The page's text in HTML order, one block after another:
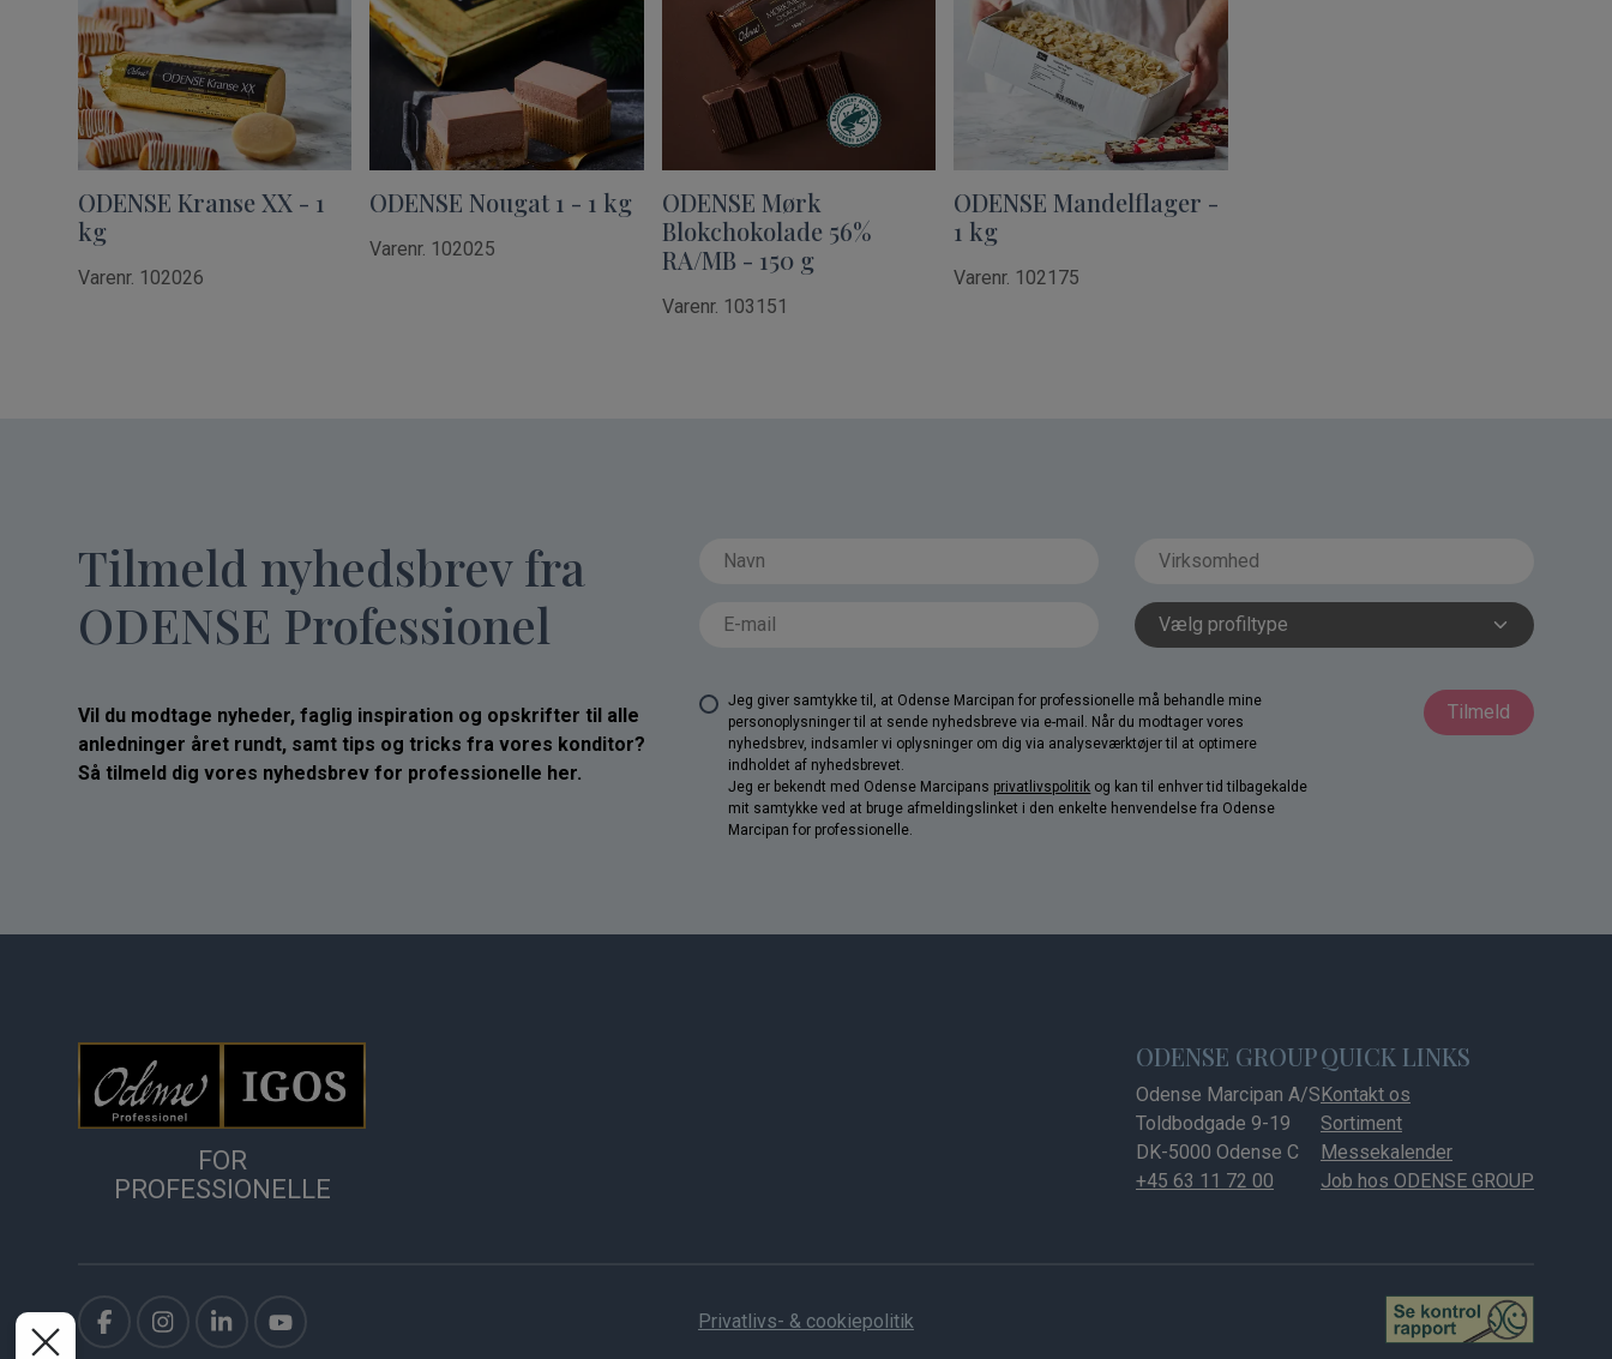
ODENSE Kranse XX - 1
kg
Varenr. 102026
ODENSE Nougat 1 - 1 kg
Varenr. 102025
ODENSE Mørk
Blokchokolade 56%
RA/MB - 150 g
Varenr. 103151
ODENSE Mandelflager -
1 kg
Varenr. 102175
Tilmeld nyhedsbrev fra
ODENSE Professionel
Vil du modtage nyheder, faglig inspiration og opskrifter til alle
anledninger året rundt, samt tips og tricks fra vores konditor?
Så tilmeld dig vores nyhedsbrev for professionelle her.
Jeg giver samtykke til, at Odense Marcipan for professionelle må behandle mine
personoplysninger til at sende nyhedsbreve via e-mail. Når du modtager vores
nyhedsbrev, indsamler vi oplysninger om dig via analyseværktøjer til at optimere
indholdet af nyhedsbrevet.
Jeg er bekendt med Odense Marcipans privatlivspolitik og kan til enhver tid tilbagekalde
mit samtykke ved at bruge afmeldingslinket i den enkelte henvendelse fra Odense
Marcipan for professionelle.
Tilmeld
FOR
PROFESSIONELLE
ODENSE GROUP
Odense Marcipan A/S
Toldbodgade 9-19
DK-5000 Odense C
+45 63 11 72 00
QUICK LINKS
Kontakt os
Sortiment
Messekalender
Job hos ODENSE GROUP
Privatlivs- & cookiepolitik